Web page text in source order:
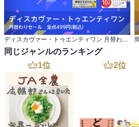
寝ている間に胃も休ませることが大事。
そして朝食はしっかりお腹をすかせて食
この他、タンパク質不足に注意。よくか
を鍛えて内臓を正しい位置に戻すことも
くるためにとても効果的。
②血虚の改善：ぐっすり眠り、朝すっき
と→睡眠改善。
夜23時までに眠ること、朝日を7時まで
が大切。
寝る前に完全呼吸で睡眠の質を高める(リ
ディスカヴァー・トゥエンティワン 月替わりセール 全点499円(税込)
同じジャンルのランキング
1位 2位